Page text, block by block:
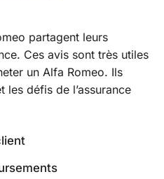
partagent leurs
Ces avis sont très utiles
un Alfa Romeo. Ils
défis de l’assurance